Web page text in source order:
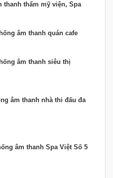
thanh thẩm mỹ viện, Spa
âm thanh quán cafe
âm thanh siêu thị
âm thanh nhà thi đấu đa
âm thanh Spa Việt Số 5